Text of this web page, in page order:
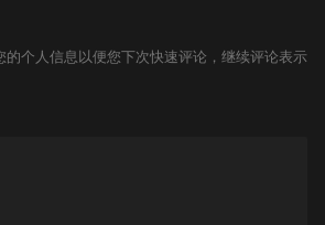
的个人信息以便您下次快速评论，继续评论表示